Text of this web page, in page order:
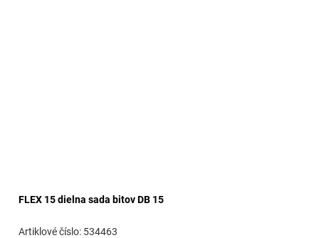
FLEX 15 dielna sada bitov DB 15
534463